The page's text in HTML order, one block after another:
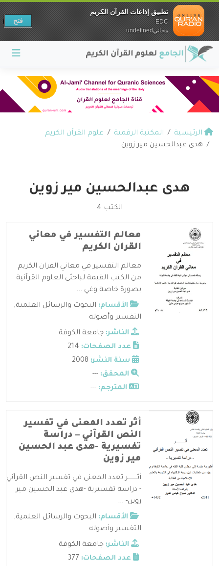
الرئيسية المكتبة الرقمية
علوم القرآن الكريم
هدى عبدالحسين مير زوين
هدى عبدالحسين مير زوين
الكتب 4
معالم التفسير في معاني
القران الكريم
معالم التفسير في معاني القران الكريم
من الكتب القيمة لباحثي العلوم القرآنية
بصورة خاصة وغي ...
الأقسام: البحوث والرسائل العلمية,
التفسير وأصوله
الناشر: جامعة الكوفة
عدد الصفحات:
سنة النشر:
المحقق: ---
المترجم: ---
أثر تعدد المعنى في تفسير
النص القرآني – دراسة
تفسيرية -هدى عبد الحسين
مير زوين
أثـــــــــر تعدد المعنى في تفسير النص القرآني
- دراسة تفسيرية -هدى عبد الحسين مير
زوين- ...
الأقسام: البحوث والرسائل العلمية,
التفسير وأصوله
الناشر: جامعة الكوفة
عدد الصفحات:
تطبيق إذاعات القرآن الكريم
EDC
مجانيundefined
فتح